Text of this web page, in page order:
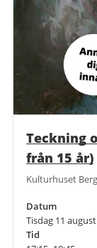
Teckning
från 15 år)
Kulturhuset
Datum
Tisdag 11
Tid